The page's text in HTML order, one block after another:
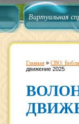
Виртуальная
Главная » СВО:
движение 2025